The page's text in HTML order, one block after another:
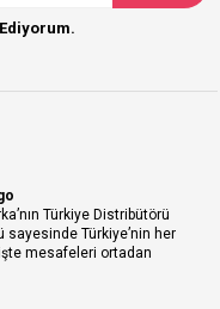
Türkiye Distribütörü
Türkiye’nin her
mesafeleri ortadan